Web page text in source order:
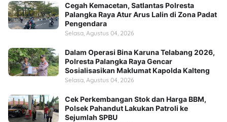
Cegah Kemacetan, Satlantas Polresta
Palangka Raya Atur Arus Lalin di Zona Padat
Pengendara
Selasa, Agustus 04, 2026
Dalam Operasi Bina Karuna Telabang 2026,
Polresta Palangka Raya Gencar
Sosialisasikan Maklumat Kapolda Kalteng
Selasa, Agustus 04, 2026
Cek Perkembangan Stok dan Harga BBM,
Polsek Pahandut Lakukan Patroli ke
Sejumlah SPBU